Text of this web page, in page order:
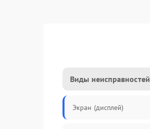
Виды неисправностей
Экран (дисплей)